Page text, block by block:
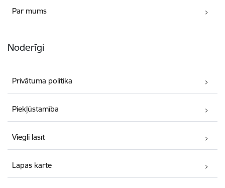
Par mums
Noderīgi
Privātuma politika
Piekļūstamība
Viegli lasīt
Lapas karte